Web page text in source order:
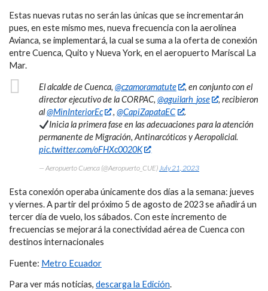
Estas nuevas rutas no serán las únicas que se incrementarán
pues, en este mismo mes, nueva frecuencia con la aerolínea
Avianca, se implementará, la cual se suma a la oferta de conexión
entre Cuenca, Quito y Nueva York, en el aeropuerto Mariscal La
Mar.
El alcalde de Cuenca, @czamoramatute
, en conjunto con el
director ejecutivo de la CORPAC, @aguilarh_jose
, recibieron
al@MinInteriorEc ,@CapiZapataEC
.
Inicia la primera fase en las adecuaciones para la atención
permanente de Migración, Antinarcóticos y Aeropolicial.
pic.twitter.com/oFHXc0020K
— Aeropuerto Cuenca (@Aeropuerto_CUE) July 21, 2023
Esta conexión operaba únicamente dos días a la semana: jueves
y viernes. A partir del próximo 5 de agosto de 2023 se añadirá un
tercer día de vuelo, los sábados. Con este incremento de
frecuencias se mejorará la conectividad aérea de Cuenca con
destinos internacionales
Fuente: Metro Ecuador
Para ver más noticias, descarga la Edición.